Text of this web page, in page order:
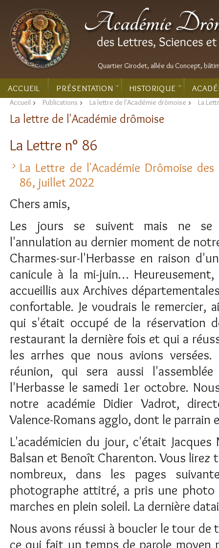
Quartier Girodet, allée du Concept,
ACCUEIL PRÉSENTATION HISTORIQUE
Accueil > Publications > La lettre de l'Académie drômoise > La
La lettre de l'Académie drômoise
La Lettre n° 86
La Lettre de l'Académie Drômoise
86, juillet 2022
Chers amis,
Les jours se suivent mais ne se
l'annulation au dernier moment de
Charmes-sur-l'Herbasse en raison
canicule à la mi-juin…
accueillis aux Archives
confortable. Je voudrais le remercier,
qui s'était occupé de la réservation
restaurant la dernière fois et qui a
les arrhes que nous avions
réunion, qui sera aussi l'assemblée
l'Herbasse le samedi 1er octobre.
notre académie Didier Vadrot,
Valence-Romans agglo, dont le parrain
L'académicien du jour, c'était
Balsan et Benoît Charenton. Vous
nombreux, dans les pages
photographe attitré, a pris une
marches en plein soleil. La dernière
Nous avons réussi à boucler le tour de
ce qui fait un temps de parole moyen